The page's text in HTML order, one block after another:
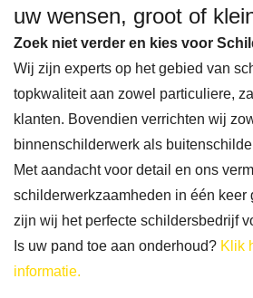
uw wensen, groot of
Zoek niet verder en kies voor
Wij zijn experts op het gebied van
topkwaliteit aan zowel particuliere,
klanten. Bovendien verrichten wij
binnenschilderwerk als
Met aandacht voor detail en ons
schilderwerkzaamheden in één keer
zijn wij het perfecte schildersbedrijf
Is uw pand toe aan onderhoud? Klik
informatie.